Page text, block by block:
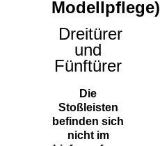
Modellpflege)
Dreitürer
und
Fünftürer
Die
Stoßleisten
befinden sich
nicht im